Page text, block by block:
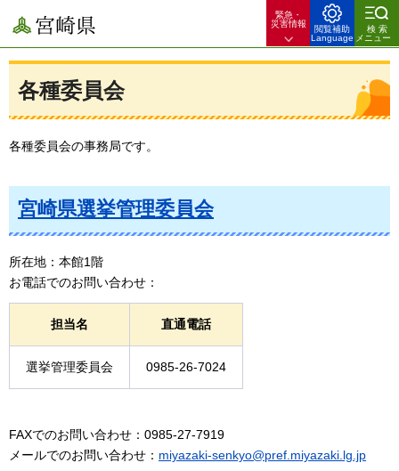
宮崎県
緊急・
災害情報
閲覧補助
Language
検索
メニュー
各種委員会
各種委員会の事務局です。
宮崎県選挙管理委員会
所在地：本館1階
お電話でのお問い合わせ：
担当名 直通電話
選挙管理委員会 0985-26-7024
FAXでのお問い合わせ：0985-27-7919
メールでのお問い合わせ： miyazaki-senkyo@pref.miyazaki.lg.jp